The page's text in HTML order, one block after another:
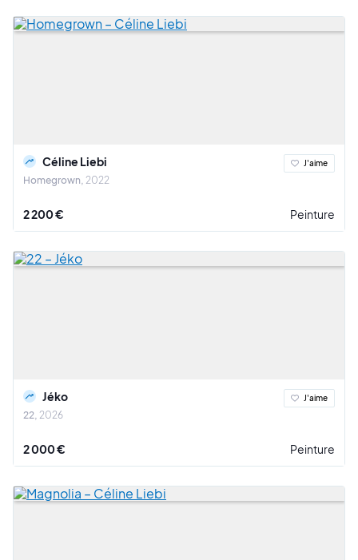
Céline Liebi
Homegrown 2022
J'aime
2 200 € Peinture
Jéko
22 2026
J'aime
2 000 € Peinture